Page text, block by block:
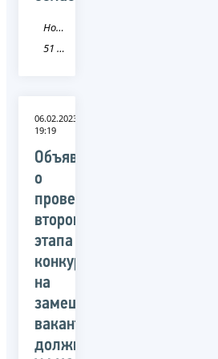
Новость
51 Мурманская область
06.02.2023
19:19
Объявление
о
проведении
второго
этапа
конкурса
на
замещение
вакантных
должностей